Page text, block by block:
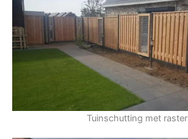
Tuinschutting met raster